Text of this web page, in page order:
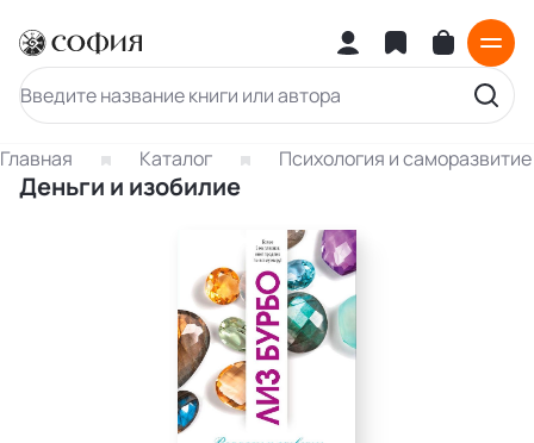
Главная Каталог Психология и саморазвитие
Деньги и изобилие